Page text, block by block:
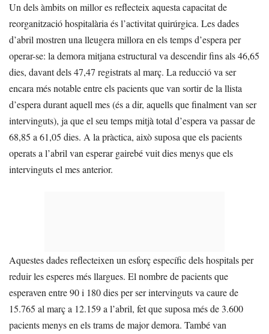
Un dels àmbits on millor es reflecteix aquesta capacitat de
reorganització hospitalària és l’activitat quirúrgica. Les dades
d’abril mostren una lleugera millora en els temps d’espera per
operar-se: la demora mitjana estructural va descendir fins als 46,65
dies, davant dels 47,47 registrats al març. La reducció va ser
encara més notable entre els pacients que van sortir de la llista
d’espera durant aquell mes (és a dir, aquells que finalment van ser
intervinguts), ja que el seu temps mitjà total d’espera va passar de
68,85 a 61,05 dies. A la pràctica, això suposa que els pacients
operats a l’abril van esperar gairebé vuit dies menys que els
intervinguts el mes anterior.
Aquestes dades reflecteixen un esforç específic dels hospitals per
reduir les esperes més llargues. El nombre de pacients que
esperaven entre 90 i 180 dies per ser intervinguts va caure de
15.765 al març a 12.159 a l’abril, fet que suposa més de 3.600
pacients menys en els trams de major demora. També van